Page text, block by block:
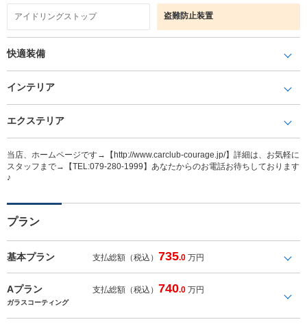
アイドリングストップ 盗難防止装置
快適装備
インテリア
エクステリア
当店、ホームページです→【http://www.carclub-courage.jp/】詳細は、お気軽に
スタッフまで→【TEL:079-280-1999】あなたからのお電話お待ちしております
♪
プラン
基本プラン 支払総額（税込） 735.0 万円
Aプラン 支払総額（税込） 740.0 万円
ガラスコーティング